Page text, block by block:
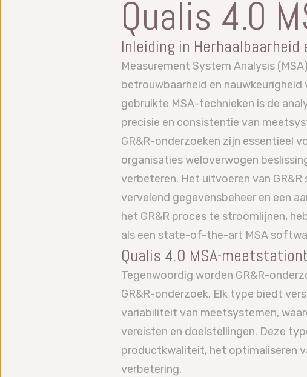
Qualis 4.0
Inleiding in
Measurement System Analysis
betrouwbaarheid en
gebruikte MSA-technieken is de
precisie en consistentie van
GR&R-onderzoeken zijn essentieel
organisaties weloverwogen
verbeteren. Het uitvoeren van
vervelend gegevensbeheer en een
het GR&R proces te stroomlijnen,
als een state-of-the-art MSA
Qualis 4.0 MSA-
Tegenwoordig worden GR&R-
GR&R-onderzoek. Elk type biedt
variabiliteit van meetsystemen,
vereisten en doelstellingen. Deze
productkwaliteit, het optimaliseren
verbetering.